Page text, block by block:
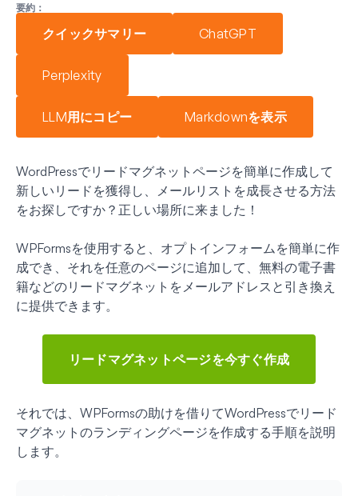
要約：
クイックサマリー ChatGPT
Perplexity
LLM用にコピー Markdownを表示
WordPressでリードマグネットページを簡単に作成して
新しいリードを獲得し、メールリストを成長させる方法
をお探しですか？正しい場所に来ました！
WPFormsを使用すると、オプトインフォームを簡単に作
成でき、それを任意のページに追加して、無料の電子書
籍などのリードマグネットをメールアドレスと引き換え
に提供できます。
リードマグネットページを今すぐ作成
それでは、WPFormsの助けを借りてWordPressでリード
マグネットのランディングページを作成する手順を説明
します。